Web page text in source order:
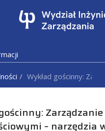
Wykład gościnny:
– narzędzia